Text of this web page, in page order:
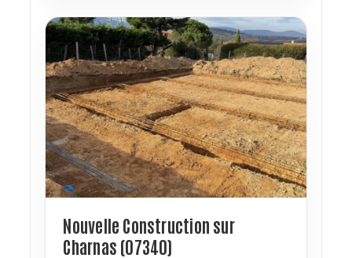
Nouvelle Construction sur
Charnas (07340)